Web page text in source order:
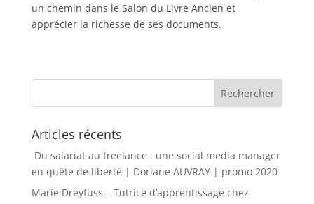
un chemin dans le Salon du Livre Ancien et
apprécier la richesse de ses documents.
Articles récents
Du salariat au freelance : une social media manager
en quête de liberté | Doriane AUVRAY | promo 2020
Marie Dreyfuss – Tutrice d’apprentissage chez